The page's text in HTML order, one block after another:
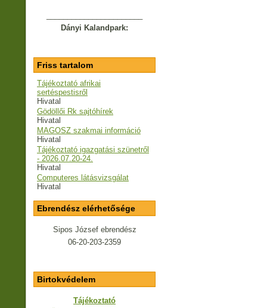
Dányi Kalandpark:
Friss tartalom
Tájékoztató afrikai
sertéspestisről
Hivatal
Gödöllői Rk sajtóhírek
Hivatal
MAGOSZ szakmai információ
Hivatal
Tájékoztató igazgatási szünetről
- 2026.07.20-24.
Hivatal
Computeres látásvizsgálat
Hivatal
Ebrendész elérhetősége
Sipos József ebrendész
06-20-203-2359
Birtokvédelem
Tájékoztató